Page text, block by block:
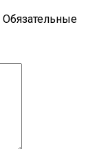
Обязательные